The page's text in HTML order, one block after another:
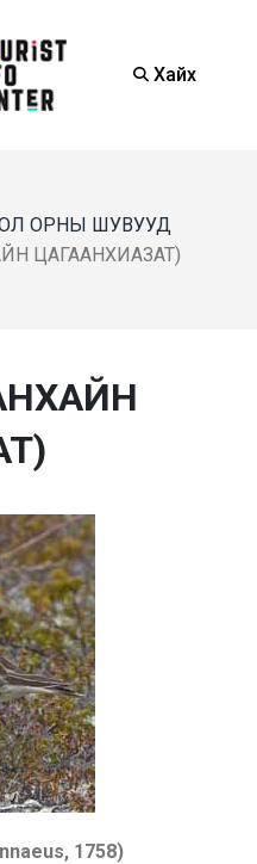
Хайх
ОРНЫ ШУВУУД
ЦАГААНХИАЗАТ)
, 1758)